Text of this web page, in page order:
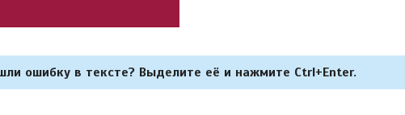
ошибку в тексте? Выделите её и нажмите Ctrl+Enter.